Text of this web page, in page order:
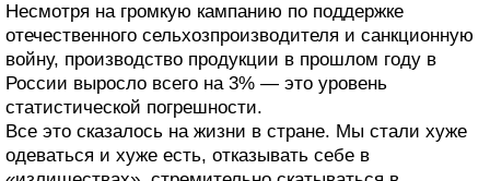
Несмотря на громкую кампанию по поддержке
отечественного сельхозпроизводителя и санкционную
войну, производство продукции в прошлом году в
России выросло всего на 3% — это уровень
статистической погрешности.
Все это сказалось на жизни в стране. Мы стали хуже
одеваться и хуже есть, отказывать себе в